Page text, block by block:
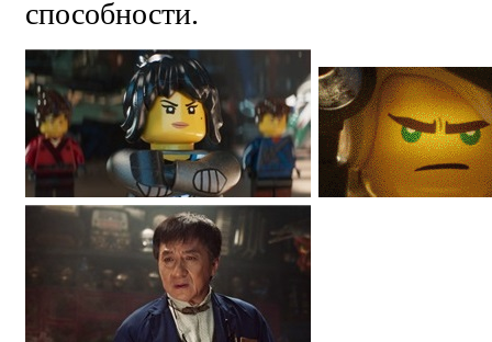
способности.